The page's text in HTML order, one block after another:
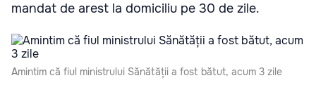
mandat de arest la domiciliu pe 30 de zile.
Amintim că fiul ministrului Sănătății a fost bătut, acum 3 zile